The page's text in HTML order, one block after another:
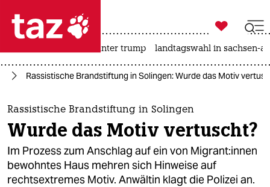
 taz zahl ich
taz zahl ich
themen
politik
öko

taz zahl ich
usa unter trump landtagswahl in sachsen-
Rassistische Brandstiftung in Solingen: Wurde das Motiv
Rassistische Brandstiftung in Solingen
Wurde das Motiv vertuscht?
Im Prozess zum Anschlag auf ein von Mi­gran­t:in­nen
bewohntes Haus mehren sich Hinweise auf
rechtsextremes Motiv. Anwältin klagt die Polizei an.